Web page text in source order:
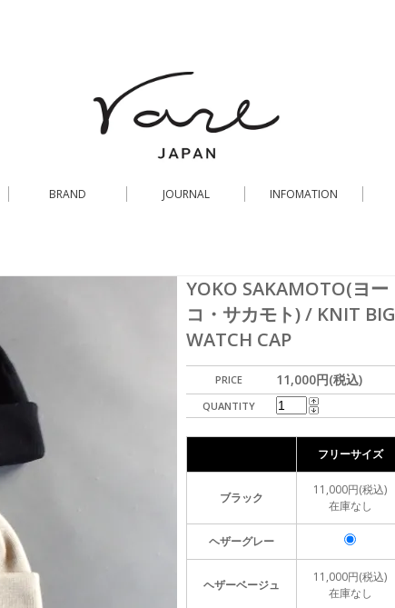
BRAND JOURNAL INFOMATION
YOKO SAKAMOTO(ヨー
コ・サカモト) / KNIT BIG
WATCH CAP
PRICE 11,000円(税込)
QUANTITY
フリーサイズ
ブラック
11,000円(税込)
在庫なし
ヘザーグレー
ヘザーベージュ
11,000円(税込)
在庫なし